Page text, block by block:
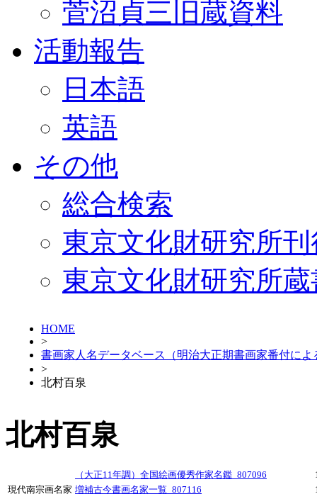
菅沼貞三旧蔵資料
活動報告
日本語
英語
その他
総合検索
東京文化財研究所
東京文化財研究所
HOME
>
書画家人名データベース（明治大正期書画家番付によ
>
北村百泉
北村百泉
（大正11年調）全国絵画優秀作家名鑑_807096
現代南宗画名家 増補古今書画名家一覧_807116